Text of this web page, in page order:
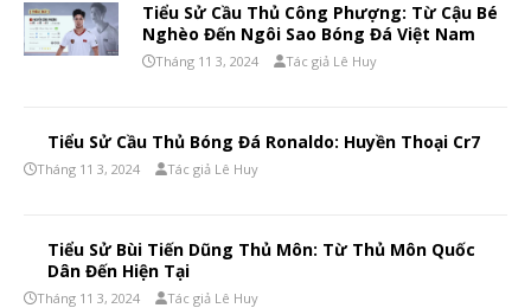
Tiểu Sử Cầu Thủ Công Phượng: Từ Cậu Bé
Nghèo Đến Ngôi Sao Bóng Đá Việt Nam
Tháng 11 3, 2024 Tác giả Lê Huy
Tiểu Sử Cầu Thủ Bóng Đá Ronaldo: Huyền Thoại Cr7
Tháng 11 3, 2024 Tác giả Lê Huy
Tiểu Sử Bùi Tiến Dũng Thủ Môn: Từ Thủ Môn Quốc
Dân Đến Hiện Tại
Tháng 11 3, 2024 Tác giả Lê Huy